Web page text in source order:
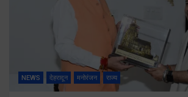
NEWS देहरादून मनोरंजन राज्य